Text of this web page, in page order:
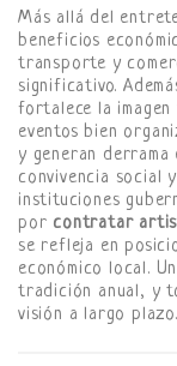
Más allá del
beneficios
transporte y
significativo.
fortalece la
eventos bien
y generan derrama
convivencia social
instituciones
por contratar
se refleja en
económico local.
tradición anual, y
visión a largo plazo.